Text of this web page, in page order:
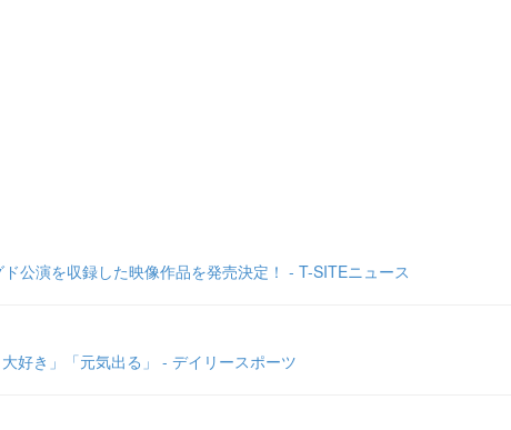
公演を収録した映像作品を発売決定！ - T-SITEニュース
好き」「元気出る」 - デイリースポーツ